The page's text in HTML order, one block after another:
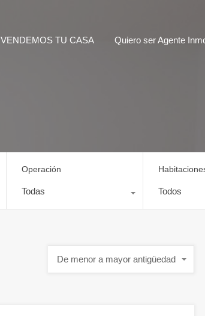
VENDEMOS TU CASA Quiero ser Agente
Operación
Todas Todos
De menor a mayor antigüedad